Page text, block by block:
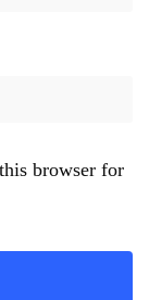
browser for